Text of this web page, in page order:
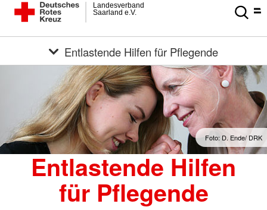
Saarland e.V.
Landesverband
Entlastende Hilfen für Pflegende
Foto: D. Ende/ DRK
Entlastende Hilfen
für Pflegende